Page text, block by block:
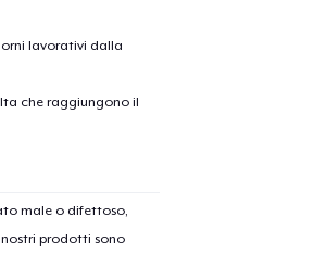
lavorativi dalla
che raggiungono il
male o difettoso,
prodotti sono